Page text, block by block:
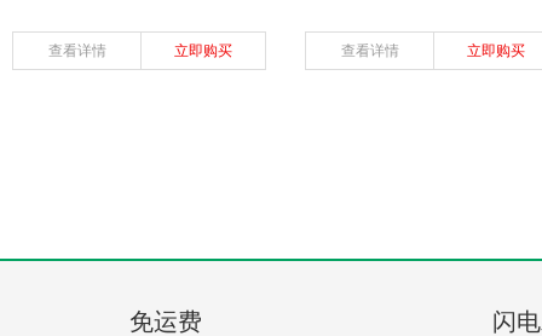
查看详情 立即购买 查看详情 立即购买
免运费 闪